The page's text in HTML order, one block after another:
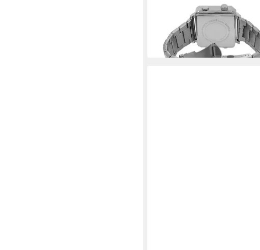
Quarzuhr Fabius, Datumsanzeige
lieferbar - in 2-3 Werktagen bei dir